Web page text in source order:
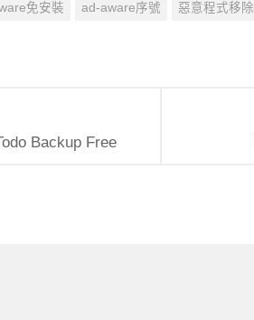
免安裝 ad-aware序號 惡意程式移除
Backup Free